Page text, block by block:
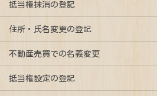
抵当権抹消の登記
住所・氏名変更の登記
不動産売買での名義変更
抵当権設定の登記